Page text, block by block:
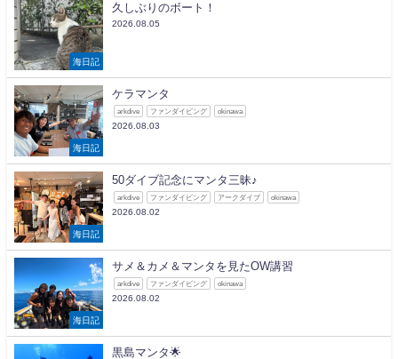
海日記
久しぶりのボート！
2026.08.05
海日記
ケラマンタ
arkdive ファンダイビング okinawa
2026.08.03
海日記
50ダイブ記念にマンタ三昧♪
arkdive ファンダイビング アークダイブ okinawa
2026.08.02
海日記
サメ＆カメ＆マンタを見たOW講習
arkdive ファンダイビング okinawa
2026.08.02
黒島マンタ🌟